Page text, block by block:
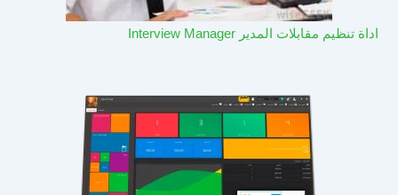
اداة تنظيم مقابلات المدير Interview Manager